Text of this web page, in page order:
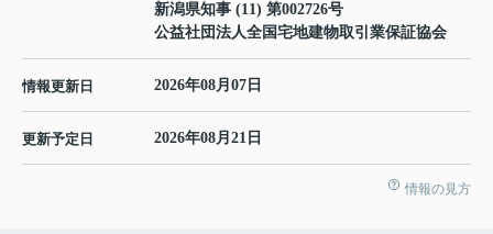
新潟県知事 (11) 第002726号
公益社団法人全国宅地建物取引業保証協会
情報更新日 2026年08月07日
更新予定日 2026年08月21日
情報の見方